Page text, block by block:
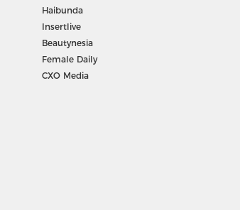
Haibunda
Insertlive
Beautynesia
Female Daily
CXO Media